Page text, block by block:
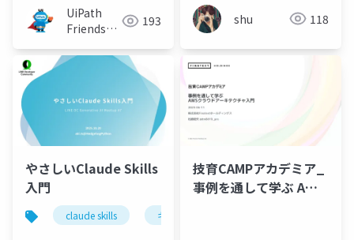
UiPath
Friends
193 shu 118
やさしいClaude Skills
入門
claude skills キミガタリ
技育CAMPアカデミア_
事例を通して学ぶ AWS